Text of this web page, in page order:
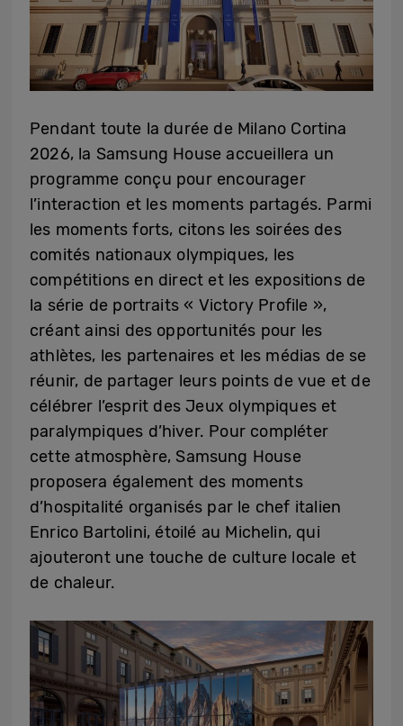
Pendant toute la durée de Milano Cortina
2026, la Samsung House accueillera un
programme conçu pour encourager
l’interaction et les moments partagés. Parmi
les moments forts, citons les soirées des
comités nationaux olympiques, les
compétitions en direct et les expositions de
la série de portraits « Victory Profile »,
créant ainsi des opportunités pour les
athlètes, les partenaires et les médias de se
réunir, de partager leurs points de vue et de
célébrer l’esprit des Jeux olympiques et
paralympiques d’hiver. Pour compléter
cette atmosphère, Samsung House
proposera également des moments
d’hospitalité organisés par le chef italien
Enrico Bartolini, étoilé au Michelin, qui
ajouteront une touche de culture locale et
de chaleur.